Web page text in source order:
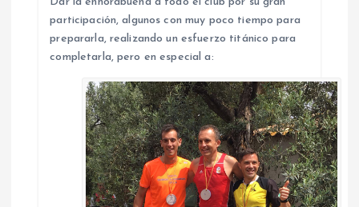
participación, algunos con muy poco tiempo para
prepararla, realizando un esfuerzo titánico para
completarla, pero en especial a: